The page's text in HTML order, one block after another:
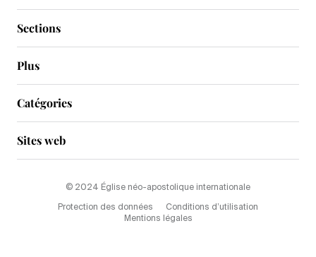
Sections
Plus
Catégories
Sites web
© 2024 Église néo-apostolique internationale
Protection des données
Conditions d’utilisation
Mentions légales